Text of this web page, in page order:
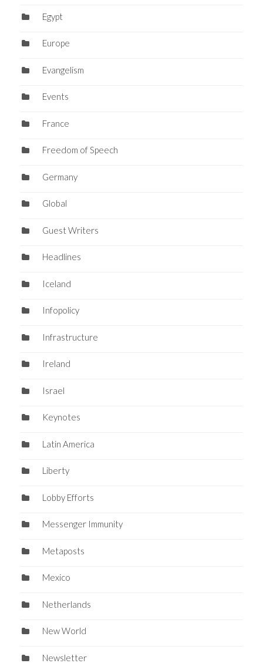
Egypt
Europe
Evangelism
Events
France
Freedom of Speech
Germany
Global
Guest Writers
Headlines
Iceland
Infopolicy
Infrastructure
Ireland
Israel
Keynotes
Latin America
Liberty
Lobby Efforts
Messenger Immunity
Metaposts
Mexico
Netherlands
New World
Newsletter